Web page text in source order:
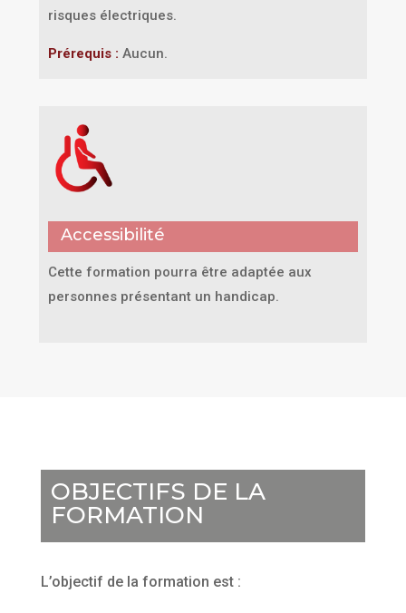
risques électriques.
Prérequis : Aucun.
Accessibilité
Cette formation pourra être adaptée aux
personnes présentant un handicap.
OBJECTIFS DE LA
FORMATION
L’objectif de la formation est :